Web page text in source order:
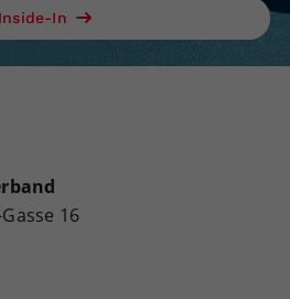
Inside-In
16